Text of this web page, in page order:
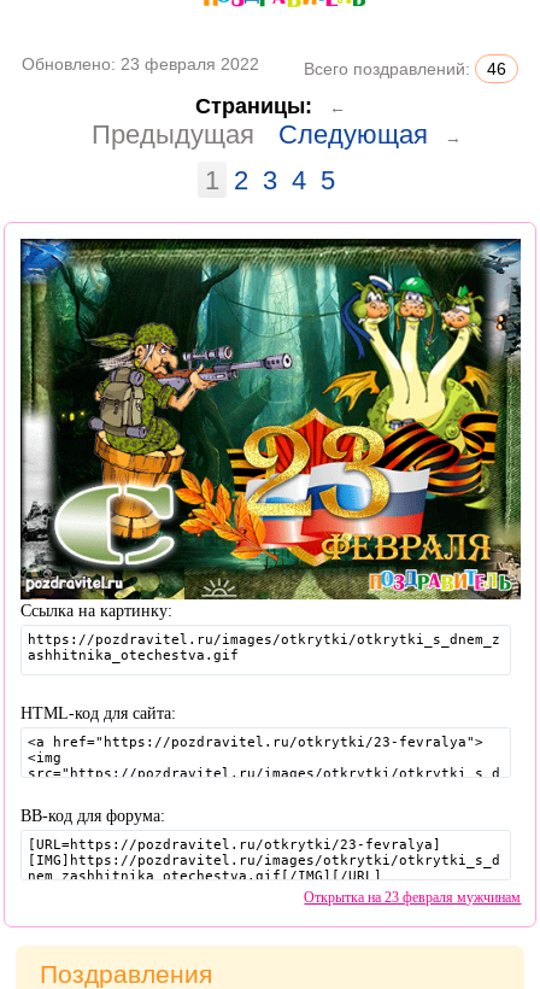
Обновлено: 23 февраля 2022 Всего поздравлений: 46
Страницы: ←
Предыдущая Следующая →
1 2 3 4 5
Ссылка на картинку:
HTML-код для сайта:
BB-код для форума:
Открытка на 23 февраля мужчинам
Поздравления